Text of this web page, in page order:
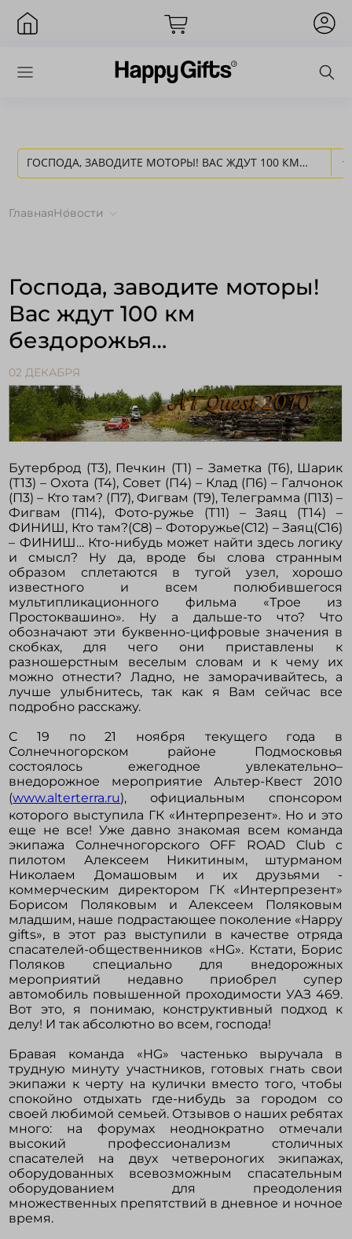
ГОСПОДА, ЗАВОДИТЕ МОТОРЫ! ВАС ЖДУТ 100 КМ
ГлавнаяНовости
Господа, заводите моторы!
Вас ждут 100 км
бездорожья…
02 ДЕКАБРЯ
Бутерброд (Т3), Печкин (T1) – Заметка (T6), Шарик
(Т13) – Охота (Т4), Совет (П4) – Клад (П6) – Галчонок
(П3) – Кто там? (П7), Фигвам (Т9), Телеграмма (П13) –
Фигвам (П14), Фото-ружье (Т11) – Заяц (Т14) –
ФИНИШ, Кто там?(С8) – Фоторужье(С12) – Заяц(С16)
– ФИНИШ… Кто-нибудь может найти здесь логику
и смысл? Ну да, вроде бы слова странным
образом сплетаются в тугой узел, хорошо
известного и всем полюбившегося
мультипликационного фильма «Трое из
Простоквашино». Ну а дальше-то что? Что
обозначают эти буквенно-цифровые значения в
скобках, для чего они приставлены к
разношерстным веселым словам и к чему их
можно отнести? Ладно, не заморачивайтесь, а
лучше улыбнитесь, так как я Вам сейчас все
подробно расскажу.
С 19 по 21 ноября текущего года в
Солнечногорском районе Подмосковья
состоялось ежегодное увлекательно–
внедорожное мероприятие Альтер-Квест 2010
(www.alterterra.ru), официальным спонсором
которого выступила ГК «Интерпрезент». Но и это
еще не все! Уже давно знакомая всем команда
экипажа Солнечногорского OFF ROAD Club с
пилотом Алексеем Никитиным, штурманом
Николаем Домашовым и их друзьями -
коммерческим директором ГК «Интерпрезент»
Борисом Поляковым и Алексеем Поляковым
младшим, наше подрастающее поколение «Happy
gifts», в этот раз выступили в качестве отряда
спасателей-общественников «HG». Кстати, Борис
Поляков специально для внедорожных
мероприятий недавно приобрел супер
автомобиль повышенной проходимости УАЗ 469.
Вот это, я понимаю, конструктивный подход к
делу! И так абсолютно во всем, господа!
Бравая команда «HG» частенько выручала в
трудную минуту участников, готовых гнать свои
экипажи к черту на кулички вместо того, чтобы
спокойно отдыхать где-нибудь за городом со
своей любимой семьей. Отзывов о наших ребятах
много: на форумах неоднократно отмечали
высокий профессионализм столичных
спасателей на двух четвероногих экипажах,
оборудованных всевозможным спасательным
оборудованием для преодоления
множественных препятствий в дневное и ночное
время.
Вход
Запомнить меня
Войти в кабинет
Зарегистрироваться